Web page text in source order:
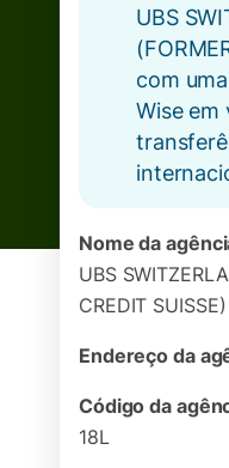
UBS
com
Wise em
Nome da
UBS
CREDIT SUISSE)
Endereço da
Código da
18L